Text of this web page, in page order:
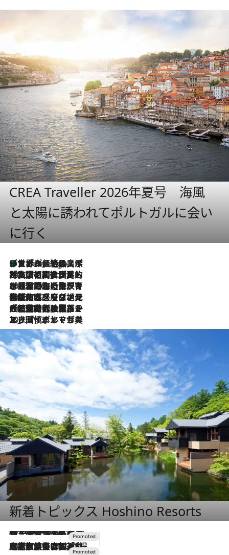
CREA Traveller 2026年夏号 海風
と太陽に誘われてポルトガルに会い
に行く
4 Hours Ago
リスボンの絶品スイーツ「パステル・デ・ナタ」とは？ポルトガル伝統の奥深い世界へ
2026.7.27
「私の祖国はポルトガル語です」国民的詩人フェルナンド・ペソアと、彼が愛した文学の街を歩く
2026.7.26
ポルトガル近海が育む極上の海の幸。キリリと冷えた白ワインと愉しむ、シーフード専門店の贅沢
2026.7.22
伝統の味をモダンに昇華。高感度な地元客が集う、リスボンの最旬ガストロノミー
2026.7.21
大航海時代の栄華から、震災、独裁、そして革命へ。ポルトガル・首都リスボンの石畳に刻まれた「歴史の光と影」
2026.7.13
エッセイ・ヤマザキマリ「慎ましくも美しき国 ポルトガル」
新着トピックス Hoshino Resorts
2026.8.7
【トンボの足水浴】ヒノキの香りに包まれて涼感マックス！約13℃の湧水かけ流しを避暑地「星野温泉 トンボの湯」で体験
2026.7.31
【ホテル帰省】という選択肢をOMOが提案。家族とほどよい距離を保つには「昼は実家、夜は気兼ねなくホテルで！」